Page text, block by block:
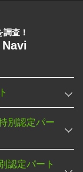
査！
別認定パー
認定パート